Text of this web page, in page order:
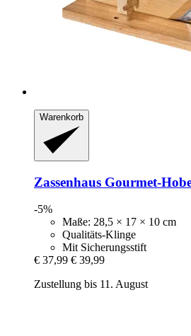
Warenkorb
Zassenhaus Gourmet-​
-5%
Maße: 28,5 × 17 × 10 cm
Qualitäts-Klinge
Mit Sicherungsstift
€ 37,99 € 39,99
Zustellung bis 11. August